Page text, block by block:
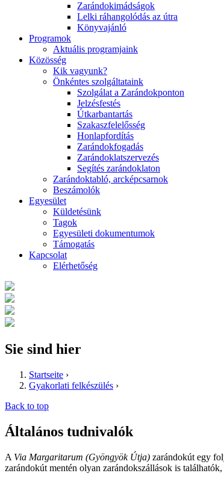
Zarándokimádságok
Lelki ráhangolódás az útra
Könyvajánló
Programok
Aktuális programjaink
Közösség
Kik vagyunk?
Önkéntes szolgáltataink
Szolgálat a Zarándokponton
Jelzésfestés
Útkarbantartás
Szakaszfelelősség
Honlapfordítás
Zarándokfogadás
Zarándoklatszervezés
Segítés zarándoklaton
Zarándoktabló, arcképcsarnok
Beszámolók
Egyesület
Küldetésünk
Tagok
Egyesületi dokumentumok
Támogatás
Kapcsolat
Elérhetőség
Sie sind hier
Startseite ›
Gyakorlati felkészülés ›
Back to top
Általános tudnivalók
A Via Margaritarum (Gyöngyök Útja) zarándokút egy
zarándokút mentén olyan zarándokszállások is